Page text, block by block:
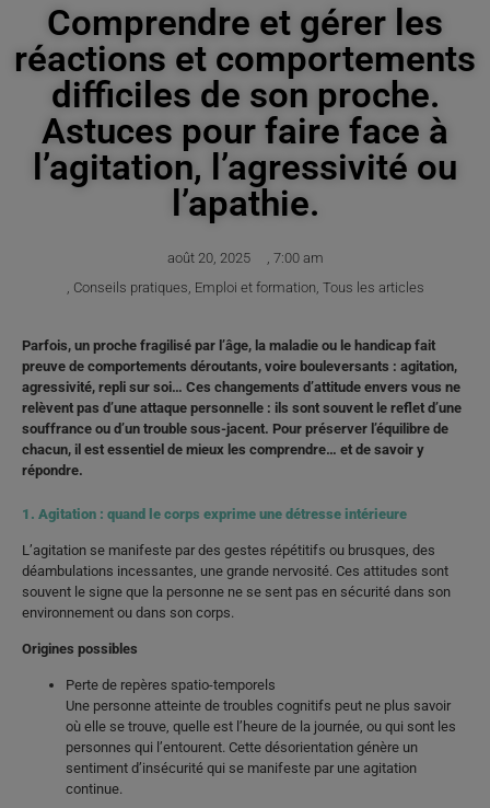
Comprendre et gérer les
réactions et comportements
difficiles de son proche.
Astuces pour faire face à
l’agitation, l’agressivité ou
l’apathie.
août 20, 2025 , 7:00 am
, Conseils pratiques, Emploi et formation, Tous les articles
Parfois, un proche fragilisé par l’âge, la maladie ou le handicap fait
preuve de comportements déroutants, voire bouleversants : agitation,
agressivité, repli sur soi… Ces changements d’attitude envers vous ne
relèvent pas d’une attaque personnelle : ils sont souvent le reflet d’une
souffrance ou d’un trouble sous-jacent. Pour préserver l’équilibre de
chacun, il est essentiel de mieux les comprendre… et de savoir y
répondre.
1. Agitation : quand le corps exprime une détresse intérieure
L’agitation se manifeste par des gestes répétitifs ou brusques, des
déambulations incessantes, une grande nervosité. Ces attitudes sont
souvent le signe que la personne ne se sent pas en sécurité dans son
environnement ou dans son corps.
Origines possibles
Perte de repères spatio-temporels
Une personne atteinte de troubles cognitifs peut ne plus savoir
où elle se trouve, quelle est l’heure de la journée, ou qui sont les
personnes qui l’entourent. Cette désorientation génère un
sentiment d’insécurité qui se manifeste par une agitation
continue.